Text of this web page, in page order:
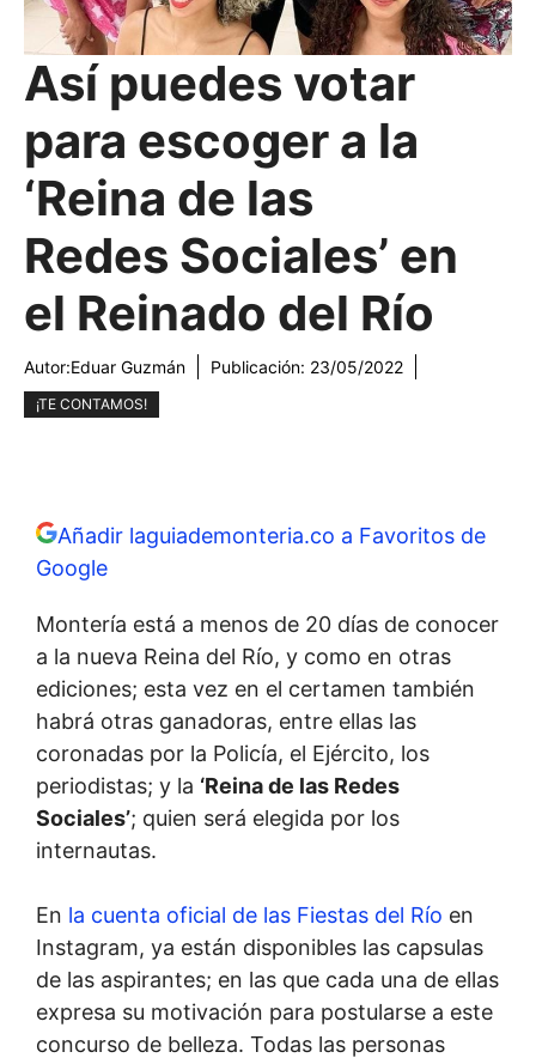
Así puedes votar
para escoger a la
‘Reina de las
Redes Sociales’ en
el Reinado del Río
Autor:Eduar Guzmán Publicación: 23/05/2022
¡TE CONTAMOS!
Añadir laguiademonteria.co a Favoritos de
Google
Montería está a menos de 20 días de conocer
a la nueva Reina del Río, y como en otras
ediciones; esta vez en el certamen también
habrá otras ganadoras, entre ellas las
coronadas por la Policía, el Ejército, los
periodistas; y la ‘Reina de las Redes
Sociales’; quien será elegida por los
internautas.
En la cuenta oficial de las Fiestas del Río en
Instagram, ya están disponibles las capsulas
de las aspirantes; en las que cada una de ellas
expresa su motivación para postularse a este
concurso de belleza. Todas las personas